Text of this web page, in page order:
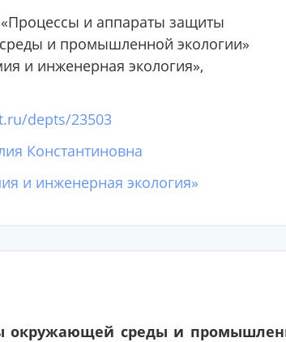
и аппараты защиты
и промышленной экологии»
и инженерная экология»,
depts/23503
Константиновна
и инженерная экология»
окружающей среды и